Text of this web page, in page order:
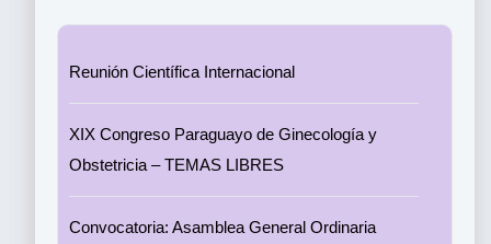
Reunión Científica Internacional
XIX Congreso Paraguayo de Ginecología y
Obstetricia – TEMAS LIBRES
Convocatoria: Asamblea General Ordinaria